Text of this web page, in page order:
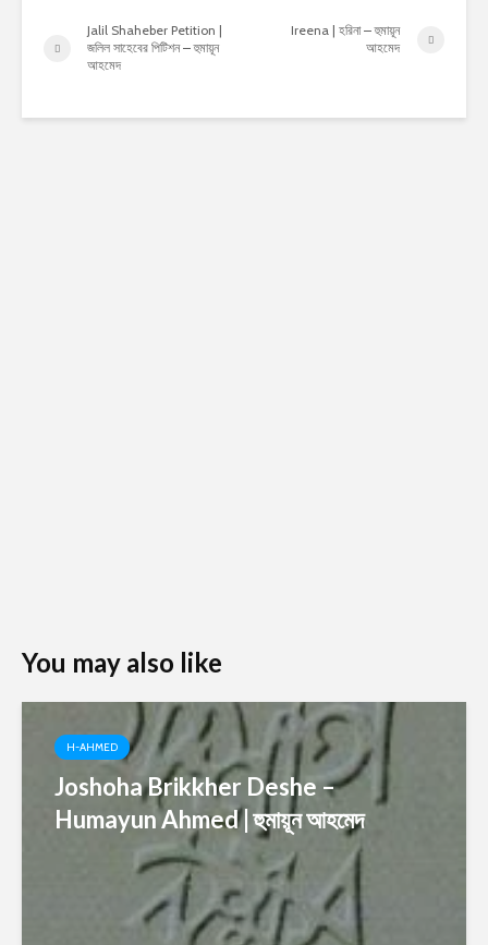
Jalil Shaheber Petition |
জলিল সাহেবের পিটিশন – হুমায়ূন
আহমেদ
Ireena | হরিনা – হুমায়ূন
আহমেদ
You may also like
H-AHMED
Joshoha Brikkher Deshe –
Humayun Ahmed | হুমায়ূন আহমেদ